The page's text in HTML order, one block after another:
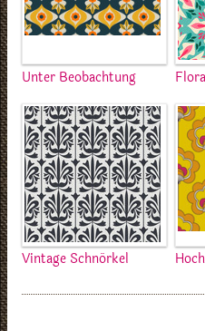
Unter Beobachtung
Vintage Schnörkel